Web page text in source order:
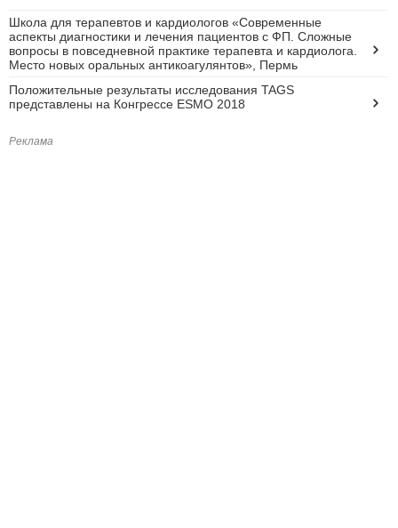
Школа для терапевтов и кардиологов «Современные
аспекты диагностики и лечения пациентов с ФП. Сложные
вопросы в повседневной практике терапевта и кардиолога.
Место новых оральных антикоагулянтов», Пермь
Положительные результаты исследования TAGS
представлены на Конгрессе ESMO 2018
Реклама